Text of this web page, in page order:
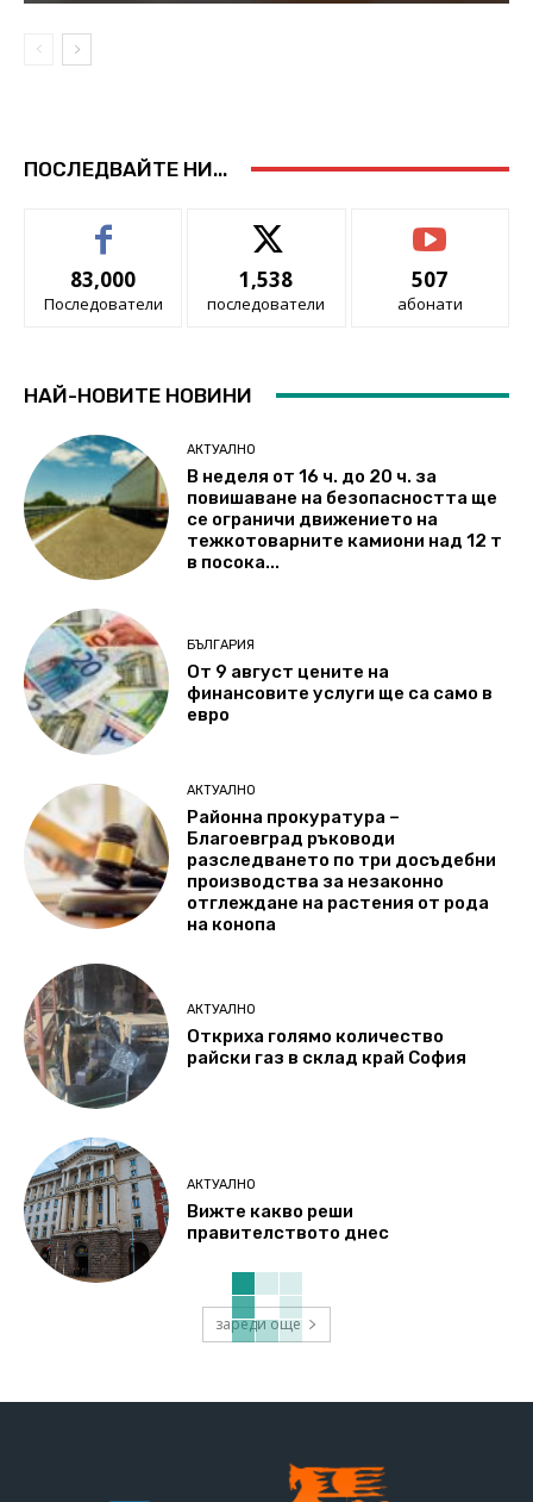
ПОСЛЕДВАЙТЕ НИ...
83,000
Последователи
1,538
последователи
507
абонати
НАЙ-НОВИТЕ НОВИНИ
АКТУАЛНО
В неделя от 16 ч. до 20 ч. за
повишаване на безопасността ще
се ограничи движението на
тежкотоварните камиони над 12 т
в посока...
БЪЛГАРИЯ
От 9 август цените на
финансовите услуги ще са само в
евро
АКТУАЛНО
Районна прокуратура –
Благоевград ръководи
разследването по три досъдебни
производства за незаконно
отглеждане на растения от рода
на конопа
АКТУАЛНО
Откриха голямо количество
райски газ в склад край София
АКТУАЛНО
Вижте какво реши
правителството днес
зареди още